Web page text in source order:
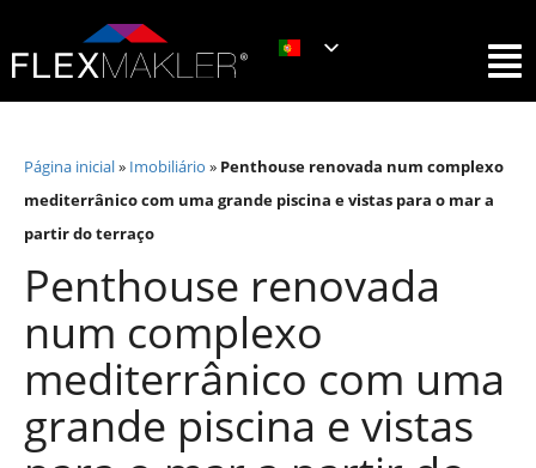
Página inicial» Imobiliário » Penthouse renovada num complexo
mediterrânico com uma grande piscina e vistas para o mar a
partir do terraço
Penthouse renovada
num complexo
mediterrânico com uma
grande piscina e vistas